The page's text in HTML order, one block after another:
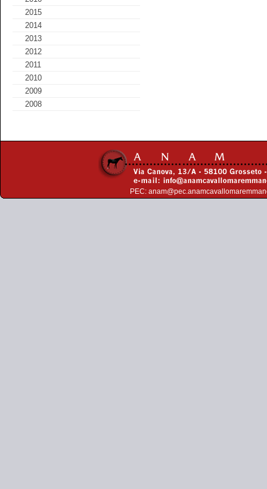
2015
2014
2013
2012
2011
2010
2009
2008
PEC: